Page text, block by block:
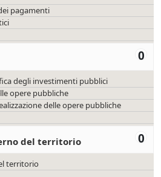
pagamenti
0
degli investimenti pubblici
opere pubbliche
delle opere pubbliche
0
del territorio
territorio